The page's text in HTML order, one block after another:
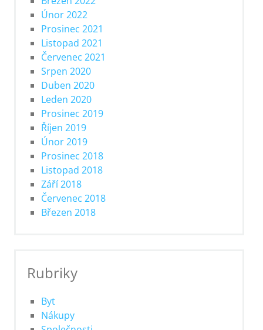
Únor 2022
Prosinec 2021
Listopad 2021
Červenec 2021
Srpen 2020
Duben 2020
Leden 2020
Prosinec 2019
Říjen 2019
Únor 2019
Prosinec 2018
Listopad 2018
Září 2018
Červenec 2018
Březen 2018
Rubriky
Byt
Nákupy